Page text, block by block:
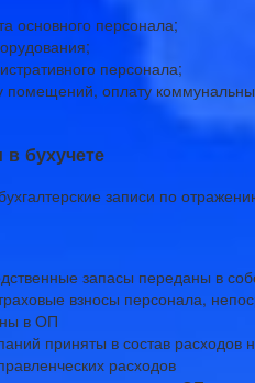
основного персонала;
персонала;
помещений, оплату
бухучете
записи по
запасы переданы в
взносы персонала,
в ОП
приняты в состав расходов
расходов